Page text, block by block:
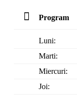
Program
Luni:
Marti:
Miercuri:
Joi: